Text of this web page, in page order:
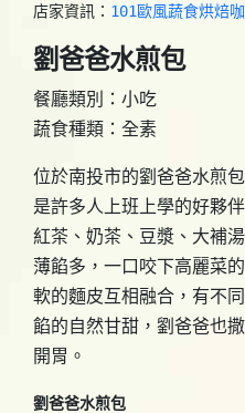
店家資訊： 101歐風蔬食烘焙
劉爸爸水煎包
餐廳類別：小吃
蔬食種類：全素
位於南投市的劉爸爸水煎
是許多人上班上學的好夥
紅茶、奶茶、豆漿、大補
薄餡多，一口咬下高麗菜
軟的麵皮互相融合，有不
餡的自然甘甜，劉爸爸也
開胃。
劉爸爸水煎包